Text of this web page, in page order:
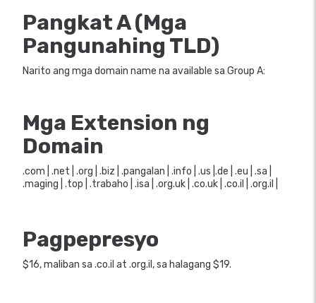
Pangkat A (Mga
Pangunahing TLD)
Narito ang mga domain name na available sa Group A:
Mga Extension ng
Domain
.com | .net | .org | .biz | .pangalan | .info | .us |.de | .eu | .sa |
.maging | .top | .trabaho | .isa | .org.uk | .co.uk | .co.il | .org.il |
Pagpepresyo
$16, maliban sa .co.il at .org.il, sa halagang $19.